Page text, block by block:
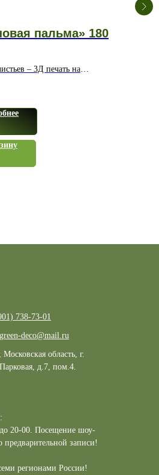
пальма» 180
– 3Д печать на
волокне
738-73-01
deco@mail.ru
область, г.
д.7, пом.4.
20-00. Посещение шоу-
предварительной записи!
регионами России!